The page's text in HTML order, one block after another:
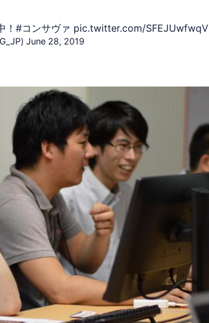
#コンサヴァ pic.twitter.com/SFEJUwfwqV
June 28, 2019